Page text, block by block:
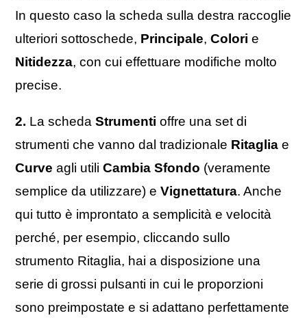
In questo caso la scheda sulla destra raccoglie
ulteriori sottoschede, Principale, Colori e
Nitidezza, con cui effettuare modifiche molto
precise.
2. La scheda Strumenti offre una set di
strumenti che vanno dal tradizionale Ritaglia e
Curve agli utili Cambia Sfondo (veramente
semplice da utilizzare) e Vignettatura. Anche
qui tutto è improntato a semplicità e velocità
perché, per esempio, cliccando sullo
strumento Ritaglia, hai a disposizione una
serie di grossi pulsanti in cui le proporzioni
sono preimpostate e si adattano perfettamente